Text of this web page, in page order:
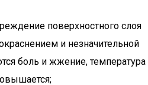
поверхностного слоя
и незначительной
боль и жжение, температура